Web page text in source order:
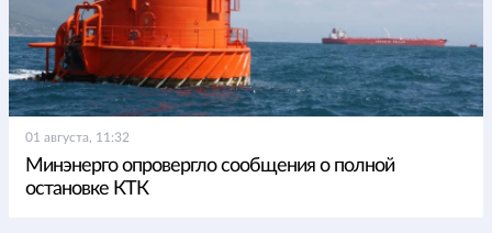
01 августа, 11:32
Минэнерго опровергло сообщения о полной
остановке КТК